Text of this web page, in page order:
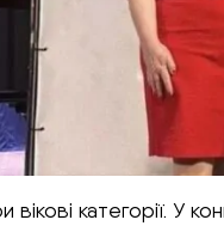
категорії. У